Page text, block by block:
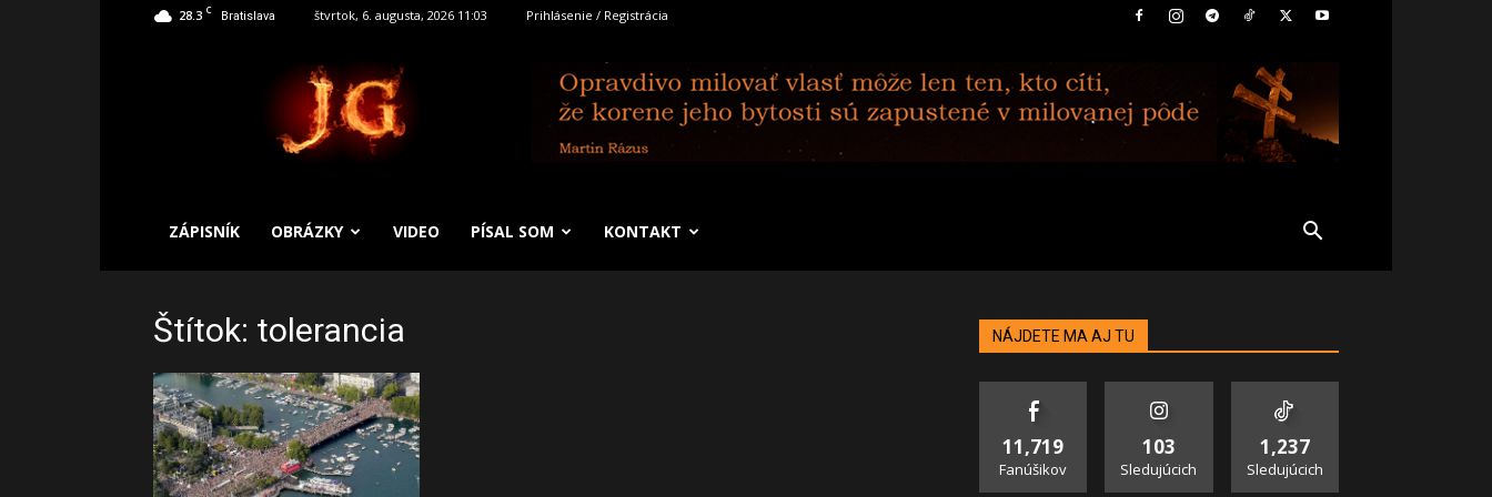
28.3 C Bratislava štvrtok, 6. augusta, 2026 11:03 Prihlásenie / Registrácia
SLOBODNÝ
ZÁPISNÍK OBRÁZKY VIDEO PÍSAL SOM KONTAKT
Štítok: tolerancia NÁJDETE MA AJ TU
11,719
Fanúšikov
103
Sledujúcich
1,237
Sledujúcich